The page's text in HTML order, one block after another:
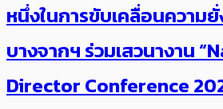
หนึ่งในการขับเคลื่อนความ
บางจากฯ ร่วมเสวนางาน
Director Conference